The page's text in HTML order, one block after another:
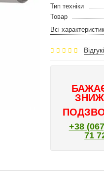
Тип техніки
Товар
Всі
+38
71